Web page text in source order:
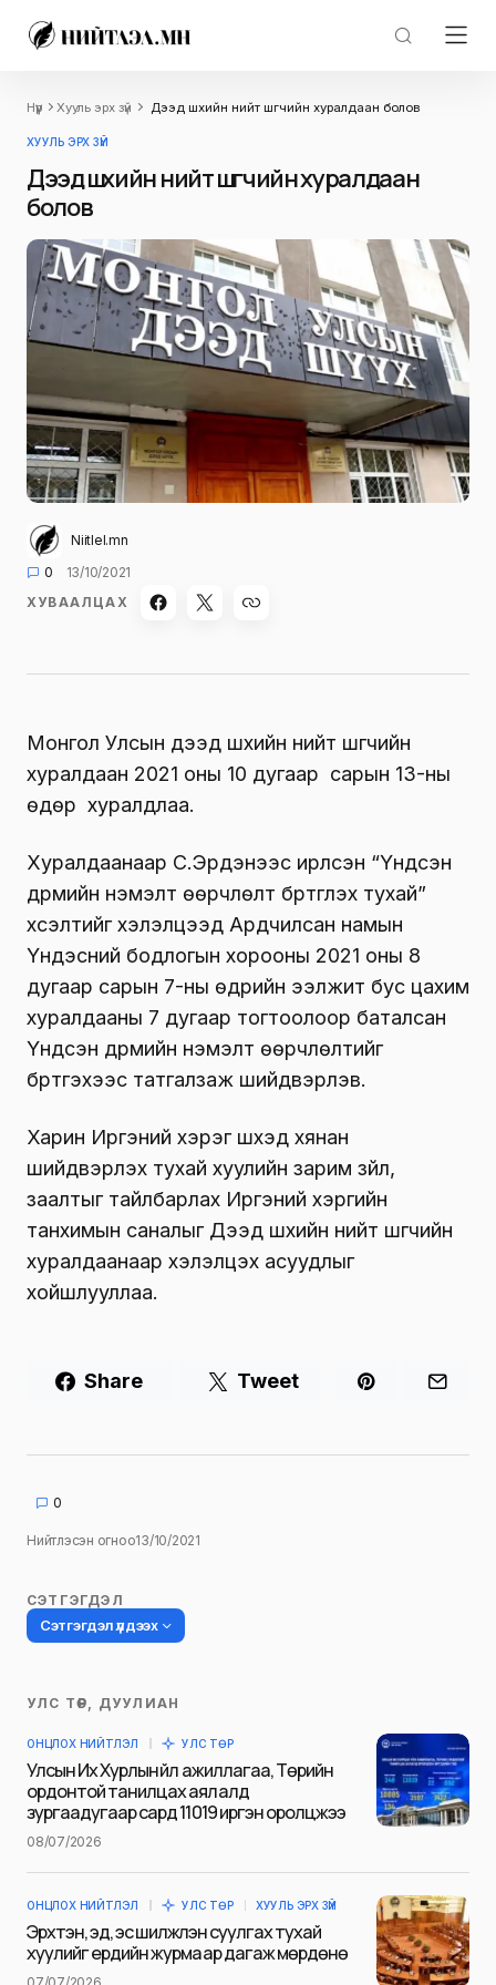
Нүүр Хууль эрх зүй Дээд шүүхийн нийт шүүгчийн хуралдаан болов
ХУУЛЬ ЭРХ ЗҮЙ
Дээд шүүхийн нийт шүүгчийн хуралдаан
болов
Niitlel.mn
0
13/10/2021
ХУВААЛЦАХ
Монгол Улсын дээд шүүхийн нийт шүүгчийн
хуралдаан 2021 оны 10 дугаар сарын 13-ны
өдөр хуралдлаа.
Хуралдаанаар С.Эрдэнээс ирүүлсэн “Үндсэн
дүрмийн нэмэлт өөрчлөлт бүртгүүлэх тухай”
хүсэлтийг хэлэлцээд Ардчилсан намын
Үндэсний бодлогын хорооны 2021 оны 8
дугаар сарын 7-ны өдрийн ээлжит бус цахим
хуралдааны 7 дугаар тогтоолоор баталсан
Үндсэн дүрмийн нэмэлт өөрчлөлтийг
бүртгэхээс татгалзаж шийдвэрлэв.
Харин Иргэний хэрэг шүүхэд хянан
шийдвэрлэх тухай хуулийн зарим зүйл,
заалтыг тайлбарлах Иргэний хэргийн
танхимын саналыг Дээд шүүхийн нийт шүүгчийн
хуралдаанаар хэлэлцэх асуудлыг
хойшлууллаа.
Share Tweet
0
Нийтлэсэн огноо13/10/2021
СЭТГЭГДЭЛ
Сэтгэгдэл үлдээх
Таны имэйл хаягийг нийтлэхгүй.
тэмдэглэсэн
Name
УЛС ТӨР, ДУУЛИАН
ОНЦЛОХ НИЙТЛЭЛ УЛС ТӨР
Улсын Их Хурлын үйл ажиллагаа, Төрийн
ордонтой танилцах аялалд
зургаадугаар сард 11019 иргэн оролцжээ
08/07/2026
ОНЦЛОХ НИЙТЛЭЛ УЛС ТӨР ХУУЛЬ ЭРХ ЗҮЙ
Эрхтэн, эд, эс шилжүүлэн суулгах тухай
хуулийг ердийн журмаар дагаж мөрдөнө